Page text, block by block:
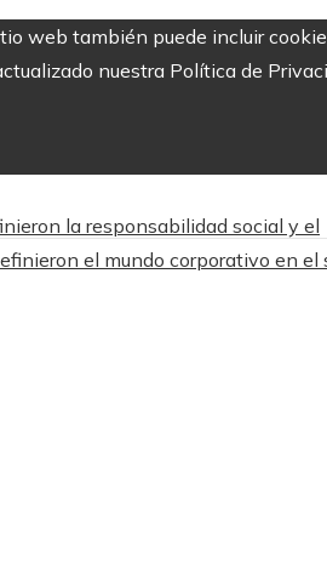
web también puede incluir
nuestra Política de
la responsabilidad social y el
el mundo corporativo en el